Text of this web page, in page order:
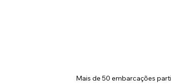
Mais de 50 embarcações